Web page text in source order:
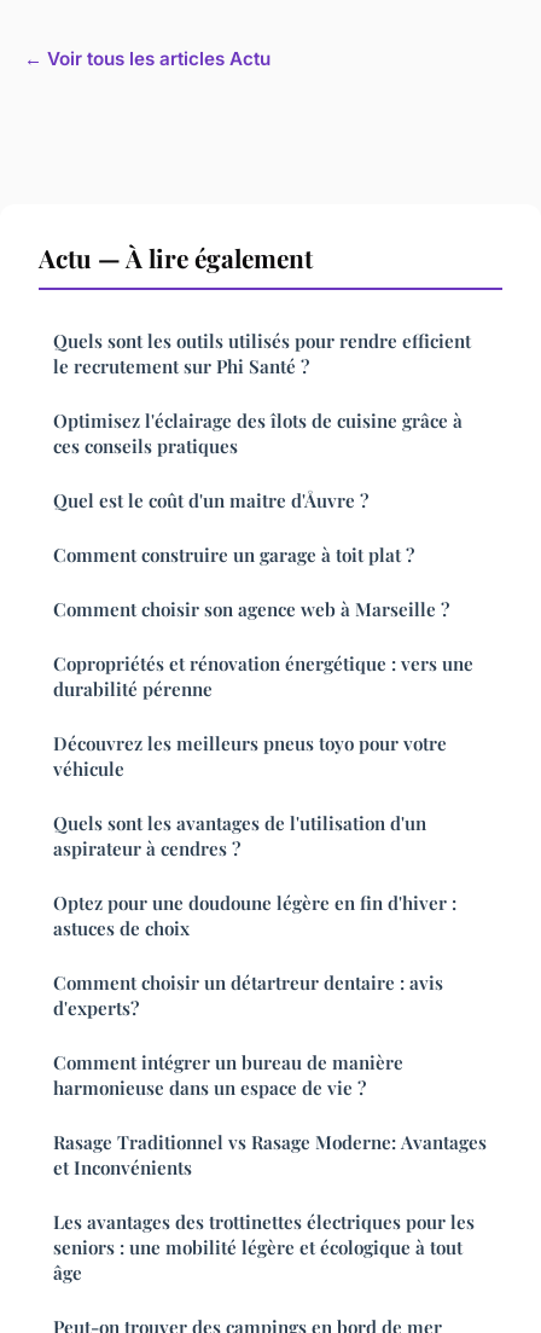
← Voir tous les articles Actu
Actu — À lire également
Quels sont les outils utilisés pour rendre efficient
le recrutement sur Phi Santé ?
Optimisez l'éclairage des îlots de cuisine grâce à
ces conseils pratiques
Quel est le coût d'un maitre d'Åuvre ?
Comment construire un garage à toit plat ?
Comment choisir son agence web à Marseille ?
Copropriétés et rénovation énergétique : vers une
durabilité pérenne
Découvrez les meilleurs pneus toyo pour votre
véhicule
Quels sont les avantages de l'utilisation d'un
aspirateur à cendres ?
Optez pour une doudoune légère en fin d'hiver :
astuces de choix
Comment choisir un détartreur dentaire : avis
d'experts?
Comment intégrer un bureau de manière
harmonieuse dans un espace de vie ?
Rasage Traditionnel vs Rasage Moderne: Avantages
et Inconvénients
Les avantages des trottinettes électriques pour les
seniors : une mobilité légère et écologique à tout
âge
Peut-on trouver des campings en bord de mer